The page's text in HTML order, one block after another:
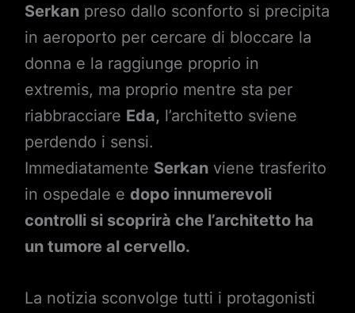
Serkanpreso dallo sconforto si precipita
in aeroporto per cercare di bloccare la
donna e la raggiunge proprio in
extremis, ma proprio mentre sta per
riabbracciare Eda, l’architetto sviene
perdendo i sensi.
Immediatamente Serkanviene trasferito
in ospedale e dopo innumerevoli
controlli si scoprirà che l’architetto ha
un tumore al cervello.
La notizia sconvolge tutti i protagonisti